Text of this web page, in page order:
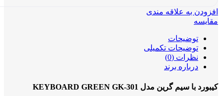
افزودن به علاقه مندی
مقایسه
توضیحات
توضیحات تکمیلی
نظرات (0)
درباره برند
کیبورد با سیم گرین مدل KEYBOARD GREEN GK-301